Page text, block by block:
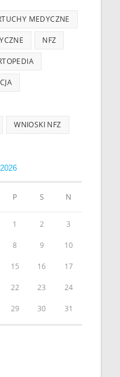
MEDYCZNE
NFZ
WNIOSKI NFZ
P S N
1 2 3
8 9 10
15 16 17
22 23 24
29 30 31